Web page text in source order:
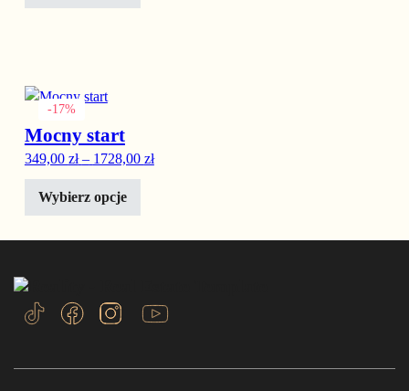
-17%
Mocny start
349,00 zł – 1728,00 złZakres cen: od 349,00 zł do 1728,00 zł
Wybierz opcje
Ten produkt ma wiele wariantów. Opcje można wybrać na stronie